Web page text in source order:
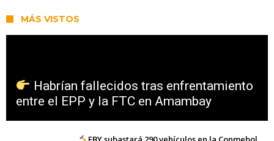
MÁS VISTOS
Habrían fallecidos tras enfrentamiento
entre el EPP y la FTC en Amambay